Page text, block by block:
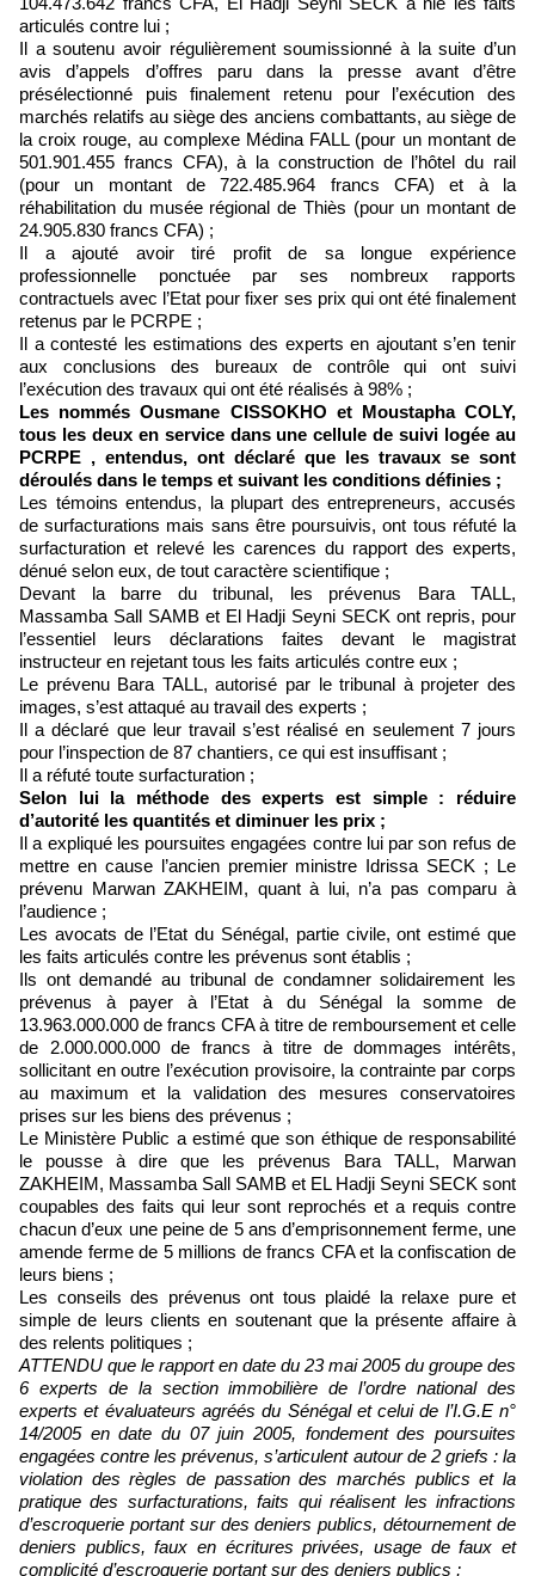
articulés contre lui ;
Il a soutenu avoir régulièrement soumissionné à la suite d’un
avis d’appels d’offres paru dans la presse avant d’être
présélectionné puis finalement retenu pour l’exécution des
marchés relatifs au siège des anciens combattants, au siège de
la croix rouge, au complexe Médina FALL (pour un montant de
501.901.455 francs CFA), à la construction de l’hôtel du rail
(pour un montant de 722.485.964 francs CFA) et à la
réhabilitation du musée régional de Thiès (pour un montant de
24.905.830 francs CFA) ;
Il a ajouté avoir tiré profit de sa longue expérience
professionnelle ponctuée par ses nombreux rapports
contractuels avec l’Etat pour fixer ses prix qui ont été finalement
retenus par le PCRPE ;
Il a contesté les estimations des experts en ajoutant s’en tenir
aux conclusions des bureaux de contrôle qui ont suivi
l’exécution des travaux qui ont été réalisés à 98% ;
Les nommés Ousmane CISSOKHO et Moustapha COLY,
tous les deux en service dans une cellule de suivi logée au
PCRPE , entendus, ont déclaré que les travaux se sont
déroulés dans le temps et suivant les conditions définies ;
Les témoins entendus, la plupart des entrepreneurs, accusés
de surfacturations mais sans être poursuivis, ont tous réfuté la
surfacturation et relevé les carences du rapport des experts,
dénué selon eux, de tout caractère scientifique ;
Devant la barre du tribunal, les prévenus Bara TALL,
Massamba Sall SAMB et El Hadji Seyni SECK ont repris, pour
l’essentiel leurs déclarations faites devant le magistrat
instructeur en rejetant tous les faits articulés contre eux ;
Le prévenu Bara TALL, autorisé par le tribunal à projeter des
images, s’est attaqué au travail des experts ;
Il a déclaré que leur travail s’est réalisé en seulement 7 jours
pour l’inspection de 87 chantiers, ce qui est insuffisant ;
Il a réfuté toute surfacturation ;
Selon lui la méthode des experts est simple : réduire
d’autorité les quantités et diminuer les prix ;
Il a expliqué les poursuites engagées contre lui par son refus de
mettre en cause l’ancien premier ministre Idrissa SECK ; Le
prévenu Marwan ZAKHEIM, quant à lui, n’a pas comparu à
l’audience ;
Les avocats de l’Etat du Sénégal, partie civile, ont estimé que
les faits articulés contre les prévenus sont établis ;
Ils ont demandé au tribunal de condamner solidairement les
prévenus à payer à l’Etat à du Sénégal la somme de
13.963.000.000 de francs CFA à titre de remboursement et celle
de 2.000.000.000 de francs à titre de dommages intérêts,
sollicitant en outre l’exécution provisoire, la contrainte par corps
au maximum et la validation des mesures conservatoires
prises sur les biens des prévenus ;
Le Ministère Public a estimé que son éthique de responsabilité
le pousse à dire que les prévenus Bara TALL, Marwan
ZAKHEIM, Massamba Sall SAMB et EL Hadji Seyni SECK sont
coupables des faits qui leur sont reprochés et a requis contre
chacun d’eux une peine de 5 ans d’emprisonnement ferme, une
amende ferme de 5 millions de francs CFA et la confiscation de
leurs biens ;
Les conseils des prévenus ont tous plaidé la relaxe pure et
simple de leurs clients en soutenant que la présente affaire à
des relents politiques ;
ATTENDU que le rapport en date du 23 mai 2005 du groupe des
6 experts de la section immobilière de l’ordre national des
experts et évaluateurs agréés du Sénégal et celui de l’I.G.E n°
14/2005 en date du 07 juin 2005, fondement des poursuites
engagées contre les prévenus, s’articulent autour de 2 griefs : la
violation des règles de passation des marchés publics et la
pratique des surfacturations, faits qui réalisent les infractions
d’escroquerie portant sur des deniers publics, détournement de
deniers publics, faux en écritures privées, usage de faux et
complicité d’escroquerie portant sur des deniers publics ;